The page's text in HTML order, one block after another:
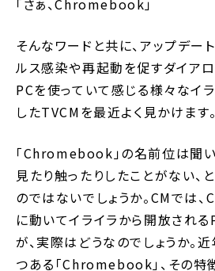
そんなワードと共に、アップデー
ルス感染や再起動を促すダイアロ
PCを使っていて感じる様々なイ
したTVCMを最近よく見かけます。
「Chromebook」の名前位は聞い
見たり触ったりしたことがない、
のではないでしょうか。CMでは
に動いてイライラから開放される
が、実際はどうなのでしょうか。
つある「Chromebook」、その特